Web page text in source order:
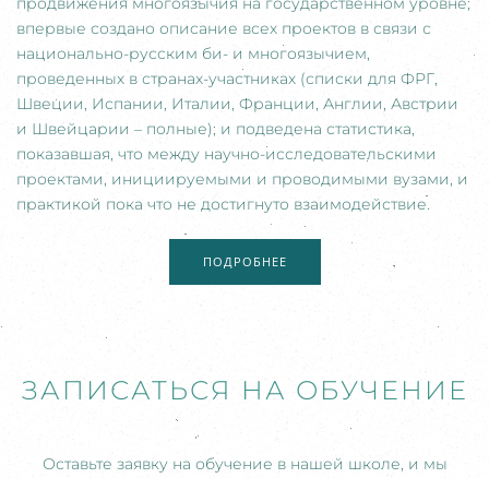
впервые создано описание всех проектов в связи с
национально-русским би- и многоязычием,
проведенных в странах-участниках (списки для ФРГ,
Швеции, Испании, Италии, Франции, Англии, Австрии
и Швейцарии – полные); и подведена статистика,
показавшая, что между научно-исследовательскими
проектами, инициируемыми и проводимыми вузами, и
практикой пока что не достигнуто взаимодействие.
ПОДРОБНЕЕ
ЗАПИСАТЬСЯ НА ОБУЧЕНИЕ
Оставьте заявку на обучение в нашей школе, и мы